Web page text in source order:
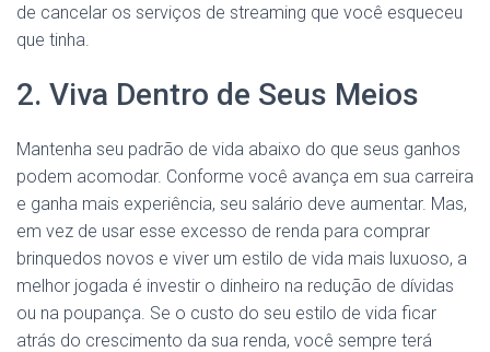
de cancelar os serviços de streaming que você esqueceu
que tinha.
2. Viva Dentro de Seus Meios
Mantenha seu padrão de vida abaixo do que seus ganhos
podem acomodar. Conforme você avança em sua carreira
e ganha mais experiência, seu salário deve aumentar. Mas,
em vez de usar esse excesso de renda para comprar
brinquedos novos e viver um estilo de vida mais luxuoso, a
melhor jogada é investir o dinheiro na redução de dívidas
ou na poupança. Se o custo do seu estilo de vida ficar
atrás do crescimento da sua renda, você sempre terá